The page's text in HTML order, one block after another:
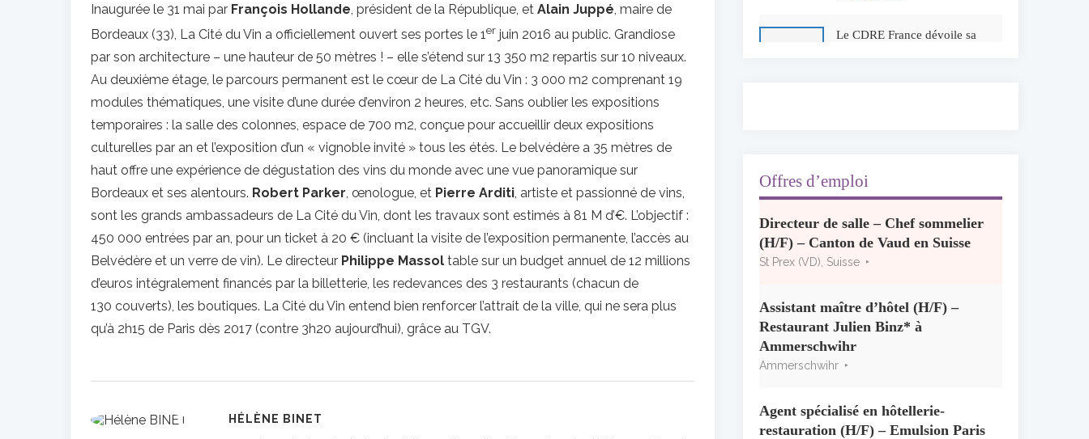
Inaugurée le 31 mai par François Hollande, président de la République, et Alain Juppé, maire de
Bordeaux (33), La Cité du Vin a officiellement ouvert ses portes le 1er juin 2016 au public. Grandiose
par son architecture – une hauteur de 50 mètres ! – elle s’étend sur 13 350 m2 repartis sur 10 niveaux.
Au deuxième étage, le parcours permanent est le cœur de La Cité du Vin : 3 000 m2 comprenant 19
modules thématiques, une visite d’une durée d’environ 2 heures, etc. Sans oublier les expositions
temporaires : la salle des colonnes, espace de 700 m2, conçue pour accueillir deux expositions
culturelles par an et l’exposition d’un « vignoble invité » tous les étés. Le belvédère a 35 mètres de
haut offre une expérience de dégustation des vins du monde avec une vue panoramique sur
Bordeaux et ses alentours. Robert Parker, œnologue, et Pierre Arditi, artiste et passionné de vins,
sont les grands ambassadeurs de La Cité du Vin, dont les travaux sont estimés à 81 M d’€. L’objectif :
450 000 entrées par an, pour un ticket à 20 € (incluant la visite de l’exposition permanente, l’accès au
Belvédère et un verre de vin). Le directeur Philippe Massol table sur un budget annuel de 12 millions
d’euros intégralement financés par la billetterie, les redevances des 3 restaurants (chacun de
130 couverts), les boutiques. La Cité du Vin entend bien renforcer l’attrait de la ville, qui ne sera plus
qu’à 2h15 de Paris dès 2017 (contre 3h20 aujourd’hui), grâce au TGV.
HÉLÈNE BINET
Le CDRE France dévoile sa
Concours général des métiers
« CSR » 2026 : le palmarès
officiel
10 juillet 2026
la Bourgogne
7 juillet 2026
Georges Blanc
3 juillet 2026
Offres d’emploi
Directeur de salle – Chef sommelier
(H/F) – Canton de Vaud en Suisse
St Prex (VD), Suisse
Assistant maître d’hôtel (H/F) –
Restaurant Julien Binz* à
Ammerschwihr
Ammerschwihr
Agent spécialisé en hôtellerie-
restauration (H/F) – Emulsion Paris